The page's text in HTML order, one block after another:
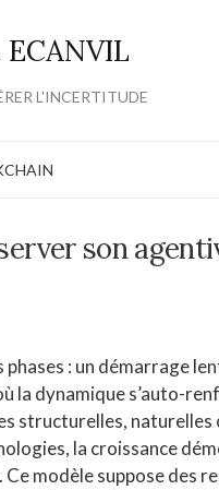
L'INCERTITUDE
son
: un démarrage
la dynamique s’auto-
structurelles, naturelles
la croissance
modèle suppose des